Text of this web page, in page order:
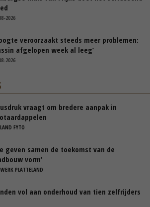
2026
veroorzaakt steeds meer problemen:
afgelopen week al leeg’
2026
vraagt om bredere aanpak in
FYTO
geven samen de toekomst van de
vorm’
PLATTELAND
vol aan onderhoud van tien zelfrijders